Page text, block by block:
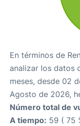
En términos de
analizar los datos
meses, desde 02
Agosto de 2026,
Número total de
A tiempo: 59 ( 75